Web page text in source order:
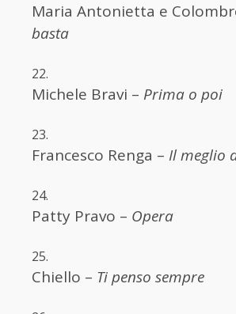
Maria Antonietta e
basta
Michele Bravi – Prima o poi
Francesco Renga – Il meglio
Patty Pravo – Opera
Chiello – Ti penso sempre